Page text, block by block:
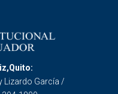
Lizardo García /